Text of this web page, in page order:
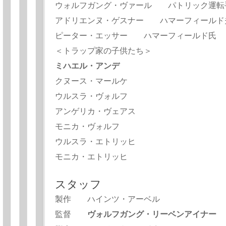
ウォルフガング・ヴァール パトリック運転
アドリエンヌ・ゲスナー ハマーフィールド
ピーター・エッサー ハマーフィールド氏
＜トラップ家の子供たち＞
ミハエル・アンデ
クヌース・マールケ
ウルスラ・ヴォルフ
アンゲリカ・ヴェアス
モニカ・ヴォルフ
ウルスラ・エトリッヒ
モニカ・エトリッヒ
スタッフ
製作 ハインツ・アーベル
監督 ヴォルフガング・リーベンアイナー